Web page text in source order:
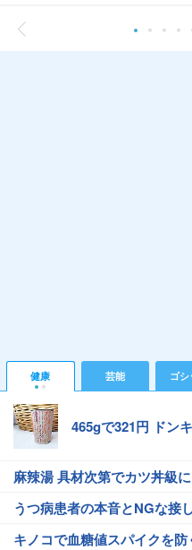
健康 芸能 ゴ
465gで321円 ドン
麻辣湯 具材次第でカツ丼級に
うつ病患者の本音とNGな接
キノコで血糖値スパイクを防